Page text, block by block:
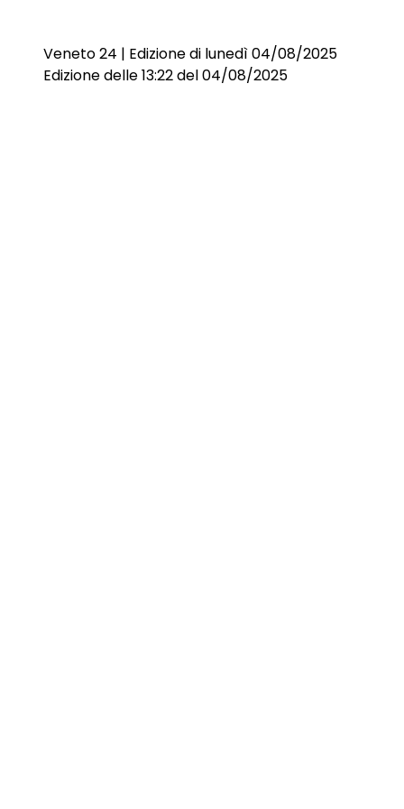
Veneto 24 | Edizione di lunedì 04/08/2025
Edizione delle 13:22 del 04/08/2025